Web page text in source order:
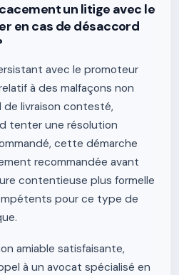
un litige avec le
en cas de désaccord
avec le promoteur
à des malfaçons non
de livraison contesté,
tenter une résolution
cette démarche
recommandée avant
contentieuse plus formelle
pour ce type de
amiable satisfaisante,
à un avocat spécialisé en